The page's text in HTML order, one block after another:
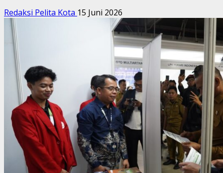
Redaksi Pelita Kota 15 Juni 2026